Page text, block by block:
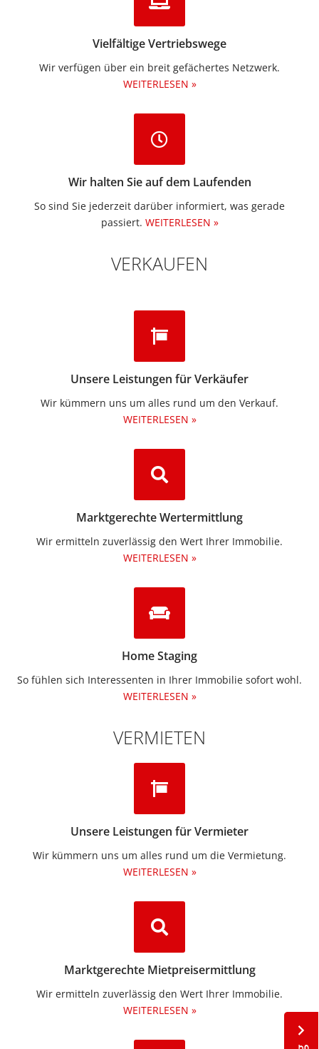
Vielfältige Vertriebswege
Wir verfügen über ein breit gefächertes Netzwerk.
WEITERLESEN »
Wir halten Sie auf dem Laufenden
So sind Sie jederzeit darüber informiert, was gerade
passiert. WEITERLESEN »
VERKAUFEN
Unsere Leistungen für Verkäufer
Wir kümmern uns um alles rund um den Verkauf.
WEITERLESEN »
Marktgerechte Wertermittlung
Wir ermitteln zuverlässig den Wert Ihrer Immobilie.
WEITERLESEN »
Home Staging
So fühlen sich Interessenten in Ihrer Immobilie sofort wohl.
WEITERLESEN »
VERMIETEN
Unsere Leistungen für Vermieter
Wir kümmern uns um alles rund um die Vermietung.​
WEITERLESEN »
Marktgerechte Mietpreisermittlung
Wir ermitteln zuverlässig den Wert Ihrer Immobilie.
WEITERLESEN »